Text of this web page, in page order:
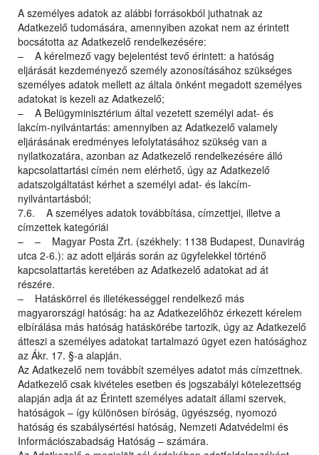
A személyes adatok az alábbi forrásokból juthatnak az
Adatkezelő tudomására, amennyiben azokat nem az érintett
bocsátotta az Adatkezelő rendelkezésére:
– A kérelmező vagy bejelentést tevő érintett: a hatóság
eljárását kezdeményező személy azonosításához szükséges
személyes adatok mellett az általa önként megadott személyes
adatokat is kezeli az Adatkezelő;
– A Belügyminisztérium által vezetett személyi adat- és
lakcím-nyilvántartás: amennyiben az Adatkezelő valamely
eljárásának eredményes lefolytatásához szükség van a
nyilatkozatára, azonban az Adatkezelő rendelkezésére álló
kapcsolattartási címén nem elérhető, úgy az Adatkezelő
adatszolgáltatást kérhet a személyi adat- és lakcím-
nyilvántartásból;
7.6. A személyes adatok továbbítása, címzettjei, illetve a
címzettek kategóriái
– – Magyar Posta Zrt. (székhely: 1138 Budapest, Dunavirág
utca 2-6.): az adott eljárás során az ügyfelekkel történő
kapcsolattartás keretében az Adatkezelő adatokat ad át
részére.
– Hatáskörrel és illetékességgel rendelkező más
magyarországi hatóság: ha az Adatkezelőhöz érkezett kérelem
elbírálása más hatóság hatáskörébe tartozik, úgy az Adatkezelő
átteszi a személyes adatokat tartalmazó ügyet ezen hatósághoz
az Ákr. 17. §-a alapján.
Az Adatkezelő nem továbbít személyes adatot más címzettnek.
Adatkezelő csak kivételes esetben és jogszabályi kötelezettség
alapján adja át az Érintett személyes adatait állami szervek,
hatóságok – így különösen bíróság, ügyészség, nyomozó
hatóság és szabálysértési hatóság, Nemzeti Adatvédelmi és
Információszabadság Hatóság – számára.